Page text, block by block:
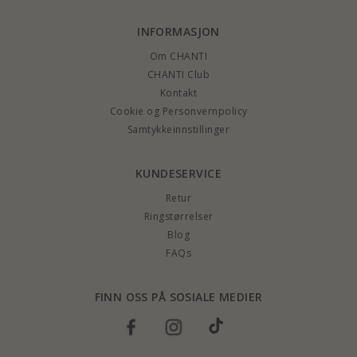
INFORMASJON
Om CHANTI
CHANTI Club
Kontakt
Cookie og Personvernpolicy
Samtykkeinnstillinger
KUNDESERVICE
Retur
Ringstørrelser
Blog
FAQs
FINN OSS PÅ SOSIALE MEDIER